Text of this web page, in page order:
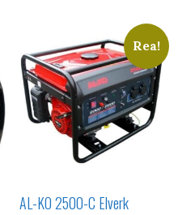
Rea!
AL-KO 2500-C Elverk